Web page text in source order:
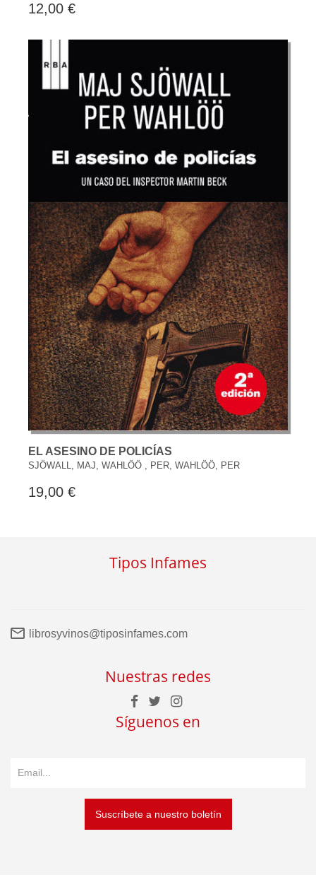
12,00 €
EL ASESINO DE POLICÍAS
SJÖWALL, MAJ, WAHLÖÖ , PER, WAHLÖÖ, PER
19,00 €
Tipos Infames
librosyvinos@tiposinfames.com
Nuestras redes
Síguenos en
Suscríbete a nuestro boletín